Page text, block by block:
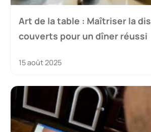
Art de la table : Maîtriser la
couverts pour un dîner réussi
15 août 2025